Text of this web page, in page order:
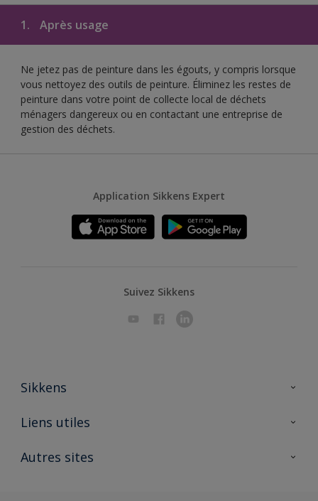
1. Après usage
Ne jetez pas de peinture dans les égouts, y compris lorsque
vous nettoyez des outils de peinture. Éliminez les restes de
peinture dans votre point de collecte local de déchets
ménagers dangereux ou en contactant une entreprise de
gestion des déchets.
Application Sikkens Expert
Suivez Sikkens
Sikkens
A propos de Sikkens
Liens utiles
Ouvrir un magasin PASS
Autres sites